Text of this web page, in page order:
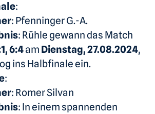
:
: Pfenninger G.-A.
: Rühle gewann das Match
6:4am Dienstag, 27.08.2024,
ins Halbfinale ein.
:
: Romer Silvan
: In einem spannenden